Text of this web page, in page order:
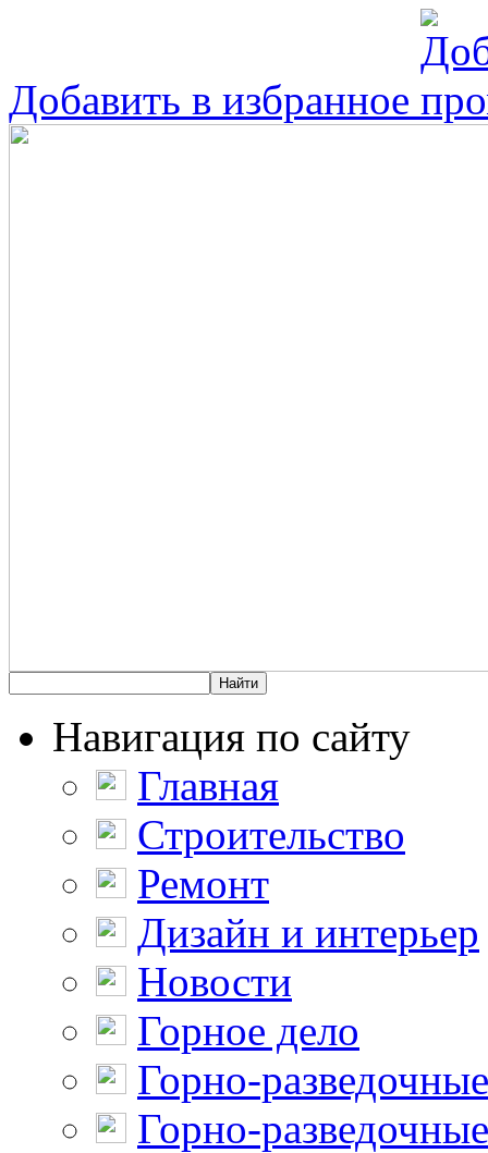
Добавить в избранное
Навигация по сайту
Главная
Строительство
Ремонт
Дизайн и интерьер
Новости
Горное дело
Горно-
Горно-